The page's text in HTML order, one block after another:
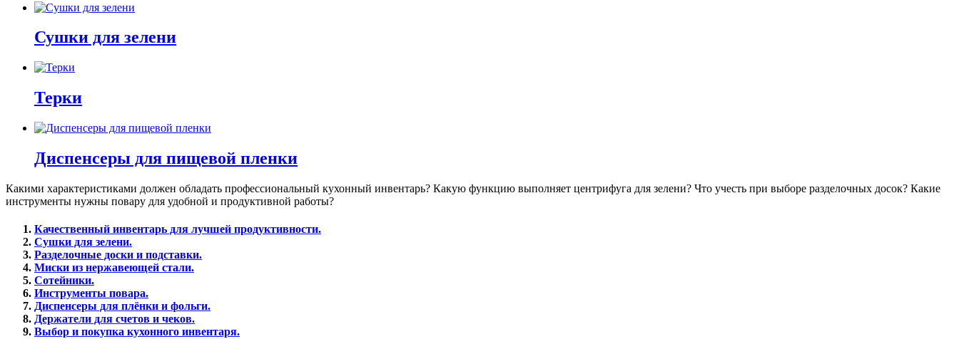
Сушки для зелени
Терки
Диспенсеры для пищевой пленки
Какими характеристиками должен обладать профессиональный кухонный инвентарь? Какую функцию выполняет центрифуга для зелени? Что учесть при выборе разделочных досок? Какие
инструменты нужны повару для удобной и продуктивной работы?
Качественный инвентарь для лучшей продуктивности.
Сушки для зелени.
Разделочные доски и подставки.
Миски из нержавеющей стали.
Сотейники.
Инструменты повара.
Диспенсеры для плёнки и фольги.
Держатели для счетов и чеков.
Выбор и покупка кухонного инвентаря.